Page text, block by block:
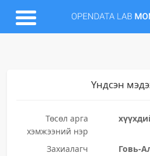
Үндсэн
Төсөл арга
хэмжээний нэр
Захиалагч
Говь-